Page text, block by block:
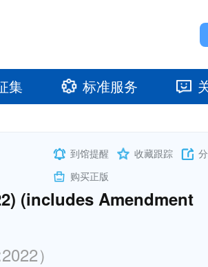
集 标准服务
到馆提醒 收藏跟踪
购买正版
(includes Amendment
）